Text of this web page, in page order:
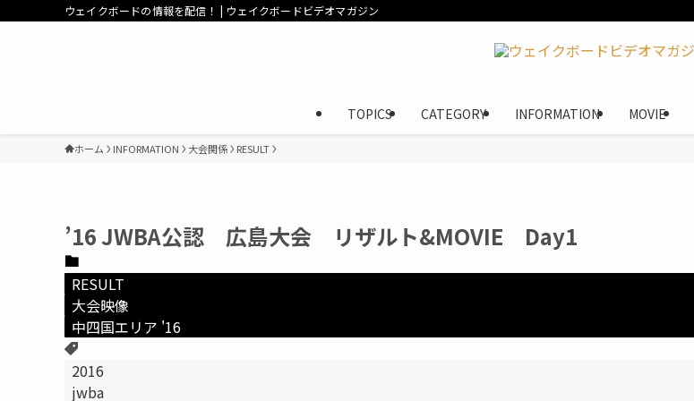
ウェイクボードの情報を配信！ | ウェイクボードビデオマガジン
TOPICS CATEGORY INFORMATION MOVIE
ホーム INFORMATION 大会関係 RESULT
’16 JWBA公認 広島大会 リザルト&MOVIE Day1
RESULT
大会映像
中四国エリア '16
2016
jwba